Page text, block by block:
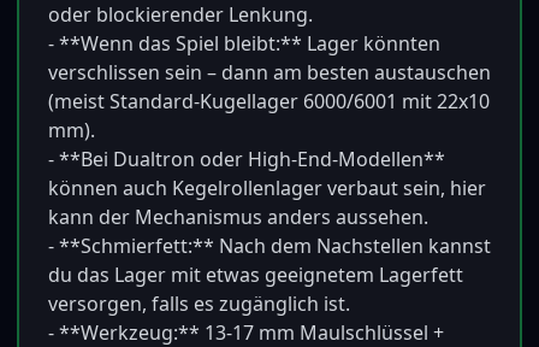
oder blockierender Lenkung.
- **Wenn das Spiel bleibt:** Lager könnten
verschlissen sein – dann am besten austauschen
(meist Standard-Kugellager 6000/6001 mit 22x10
mm).
- **Bei Dualtron oder High-End-Modellen**
können auch Kegelrollenlager verbaut sein, hier
kann der Mechanismus anders aussehen.
- **Schmierfett:** Nach dem Nachstellen kannst
du das Lager mit etwas geeignetem Lagerfett
versorgen, falls es zugänglich ist.
- **Werkzeug:** 13-17 mm Maulschlüssel +